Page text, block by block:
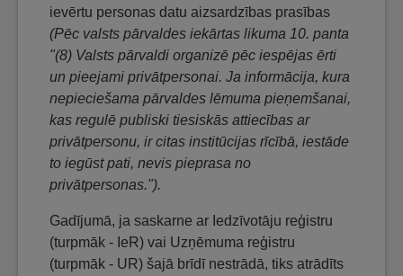
ievērtu personas datu aizsardzības prasības
(Pēc valsts pārvaldes iekārtas likuma 10. panta
"(8) Valsts pārvaldi organizē pēc iespējas ērti
un pieejami privātpersonai. Ja informācija, kura
nepieciešama pārvaldes lēmuma pieņemšanai,
kas regulē publiski tiesiskās attiecības ar
privātpersonu, ir citas institūcijas rīcībā, iestāde
to iegūst pati, nevis pieprasa no
privātpersonas.").
Gadījumā, ja saskarne ar Iedzīvotāju reģistru
(turpmāk - IeR) vai Uzņēmuma reģistru
(turpmāk - UR) šajā brīdī nestrādā, tiks atrādīts